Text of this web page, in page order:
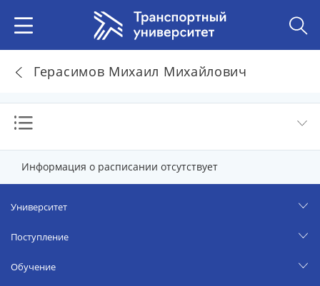
Герасимов Михаил Михайлович
Информация о расписании отсутствует
Университет
Поступление
Обучение